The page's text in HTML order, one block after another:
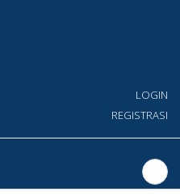
LOGIN
REGISTRASI